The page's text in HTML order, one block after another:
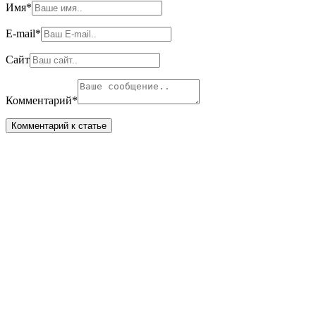
Имя*
E-mail*
Сайт
Комментарий*